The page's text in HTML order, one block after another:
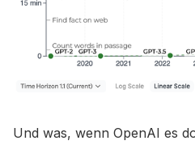
Und was, wenn OpenAI es